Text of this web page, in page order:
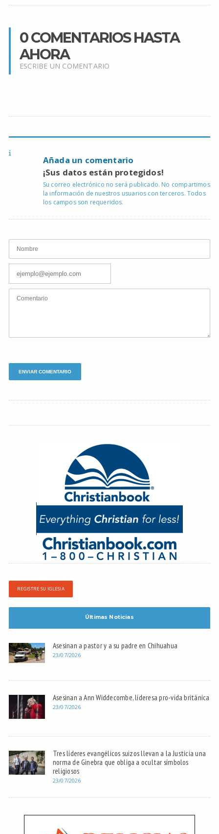
0 COMENTARIOS HASTA
AHORA
ESCRIBE UN COMENTARIO
Añada un comentario
¡Sus datos están protegidos!
Su correo electrónico no será publicado. No compartimos
la información de nuestros usuarios con terceros. Todos
los campos son requeridos.
REGISTRE SU IGLESIA
Últimas Noticias
Asesinan a pastor y a su padre en Chihuahua
23/07/2026
Asesinan a Ann Widdecombe, lideresa pro-vida británica
23/07/2026
Tres líderes evangélicos suizos llevan a la Justicia una
norma de Ginebra que obliga a ocultar símbolos
religiosos
23/07/2026